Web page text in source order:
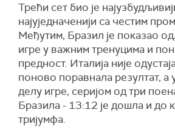
Трећи сет био је
најуједначенији са честим
Међутим, Бразил је показао
игре у важним тренуцима и
предност. Италија није
поново поравнала резултат, а
делу игре, серијом од три
Бразила - 13:12 је дошла и до
тријумфа.